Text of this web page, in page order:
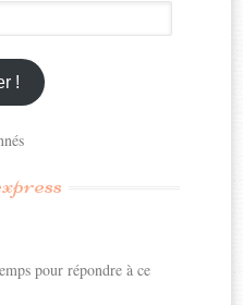
!
pour répondre à ce